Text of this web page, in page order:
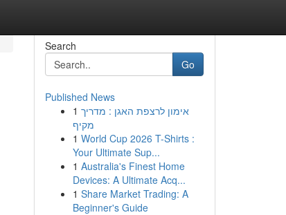
Search
Go
Published News
1 אימון לרצפת האגן : מדריך
מקיף
1 World Cup 2026 T-Shirts :
Your Ultimate Sup...
1 Australia's Finest Home
Devices: A Ultimate Acq...
1 Share Market Trading: A
Beginner's Guide